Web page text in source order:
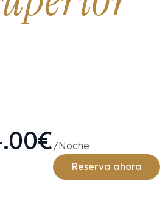
/Noche
Reserva ahora